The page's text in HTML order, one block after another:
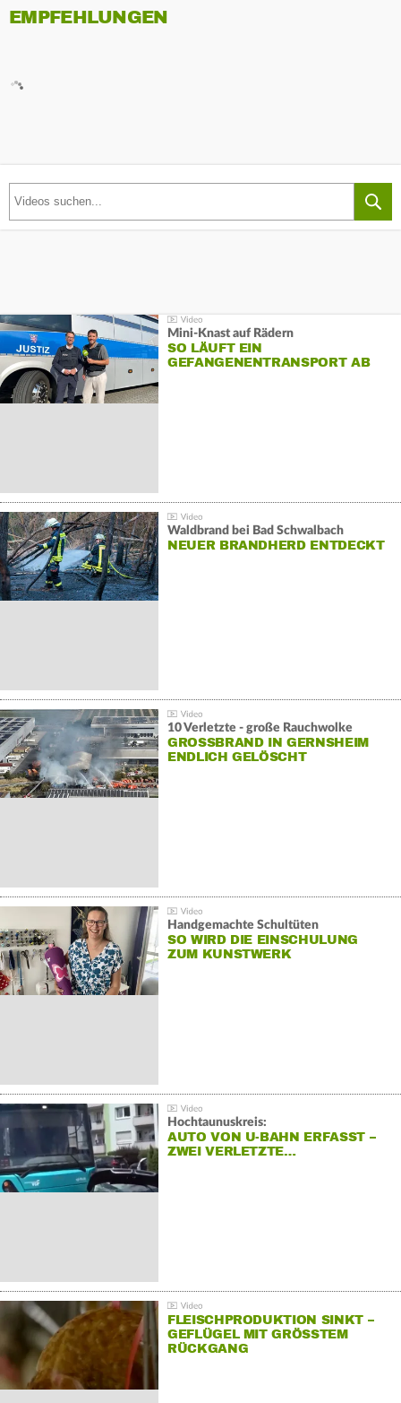
EMPFEHLUNGEN
Mini-Knast auf Rädern
SO LÄUFT EIN
GEFANGENENTRANSPORT AB
Waldbrand bei Bad Schwalbach
NEUER BRANDHERD ENTDECKT
10 Verletzte - große Rauchwolke
GROSSBRAND IN GERNSHEIM E
NDLICH GELÖSCHT
Handgemachte Schultüten
SO WIRD DIE EINSCHULUNG
ZUM KUNSTWERK
Hochtaunuskreis:
AUTO VON U-BAHN ERFASST –
ZWEI VERLETZTE…
FLEISCHPRODUKTION SINKT –
GEFLÜGEL MIT GRÖSSTEM R
ÜCKGANG